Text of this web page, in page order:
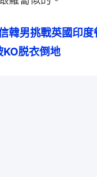
韓男挑戰英國印
KO脱衣倒地